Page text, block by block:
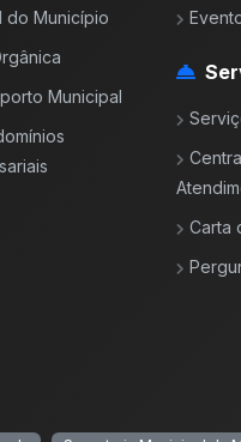
do Município
Municipal
Carta